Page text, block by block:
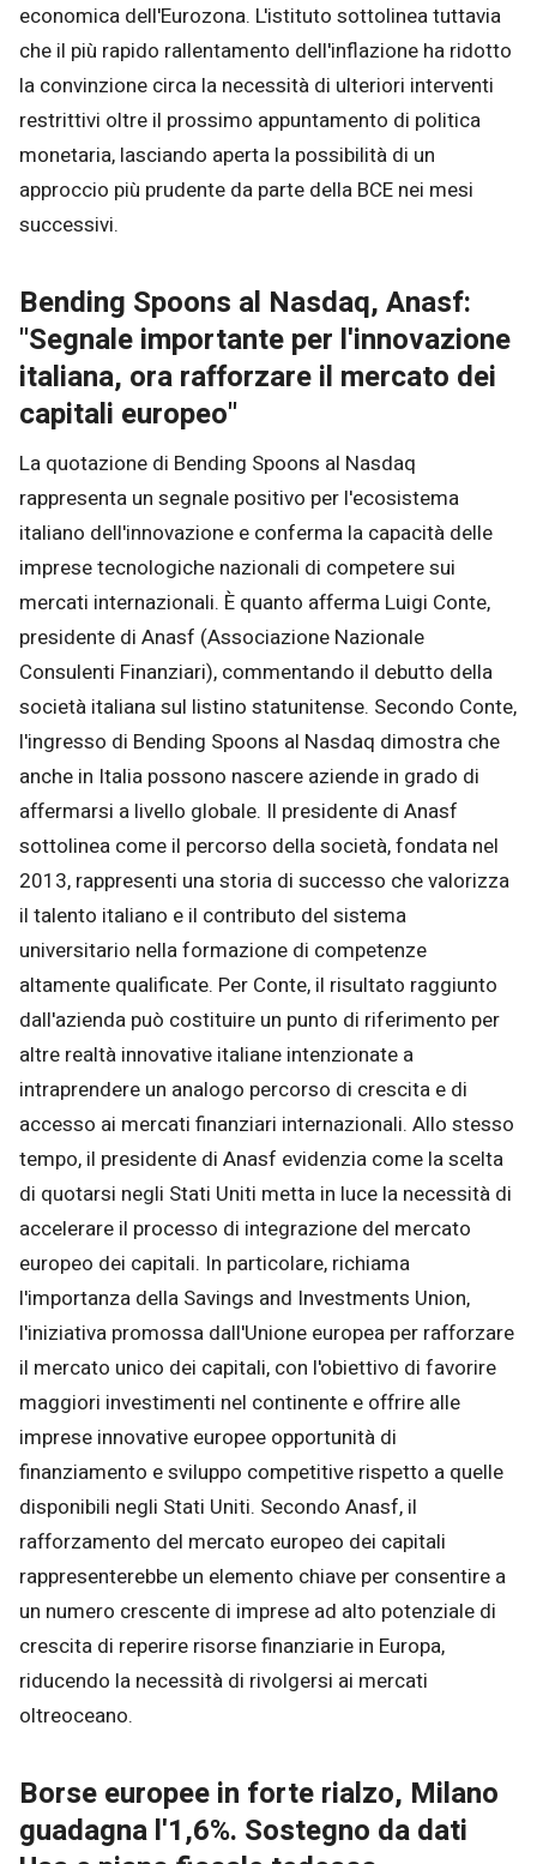
economica dell'Eurozona. L'istituto sottolinea tuttavia
che il più rapido rallentamento dell'inflazione ha ridotto
la convinzione circa la necessità di ulteriori interventi
restrittivi oltre il prossimo appuntamento di politica
monetaria, lasciando aperta la possibilità di un
approccio più prudente da parte della BCE nei mesi
successivi.
Bending Spoons al Nasdaq, Anasf:
"Segnale importante per l'innovazione
italiana, ora rafforzare il mercato dei
capitali europeo"
La quotazione di Bending Spoons al Nasdaq
rappresenta un segnale positivo per l'ecosistema
italiano dell'innovazione e conferma la capacità delle
imprese tecnologiche nazionali di competere sui
mercati internazionali. È quanto afferma Luigi Conte,
presidente di Anasf (Associazione Nazionale
Consulenti Finanziari), commentando il debutto della
società italiana sul listino statunitense. Secondo Conte,
l'ingresso di Bending Spoons al Nasdaq dimostra che
anche in Italia possono nascere aziende in grado di
affermarsi a livello globale. Il presidente di Anasf
sottolinea come il percorso della società, fondata nel
2013, rappresenti una storia di successo che valorizza
il talento italiano e il contributo del sistema
universitario nella formazione di competenze
altamente qualificate. Per Conte, il risultato raggiunto
dall'azienda può costituire un punto di riferimento per
altre realtà innovative italiane intenzionate a
intraprendere un analogo percorso di crescita e di
accesso ai mercati finanziari internazionali. Allo stesso
tempo, il presidente di Anasf evidenzia come la scelta
di quotarsi negli Stati Uniti metta in luce la necessità di
accelerare il processo di integrazione del mercato
europeo dei capitali. In particolare, richiama
l'importanza della Savings and Investments Union,
l'iniziativa promossa dall'Unione europea per rafforzare
il mercato unico dei capitali, con l'obiettivo di favorire
maggiori investimenti nel continente e offrire alle
imprese innovative europee opportunità di
finanziamento e sviluppo competitive rispetto a quelle
disponibili negli Stati Uniti. Secondo Anasf, il
rafforzamento del mercato europeo dei capitali
rappresenterebbe un elemento chiave per consentire a
un numero crescente di imprese ad alto potenziale di
crescita di reperire risorse finanziarie in Europa,
riducendo la necessità di rivolgersi ai mercati
oltreoceano.
Borse europee in forte rialzo, Milano
guadagna l'1,6%. Sostegno da dati